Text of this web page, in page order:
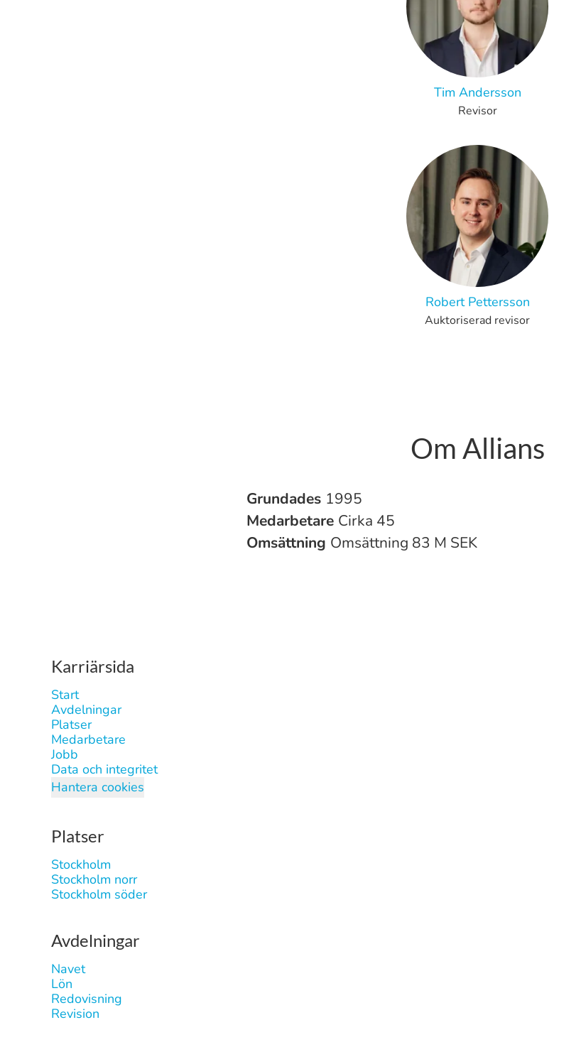
Tim Andersson
Revisor
Robert Pettersson
Auktoriserad revisor
Om Allians
Grundades 1995
Medarbetare Cirka 45
Omsättning Omsättning 83 M SEK
Karriärsida
Start
Avdelningar
Platser
Medarbetare
Jobb
Data och integritet
Hantera cookies
Platser
Stockholm
Stockholm norr
Stockholm söder
Avdelningar
Navet
Lön
Redovisning
Revision